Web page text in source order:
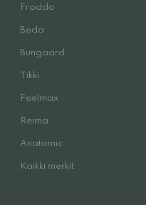
Froddo
Beda
Bungaard
Tikki
Feelmax
Reima
Anatomic
Kaikki merkit